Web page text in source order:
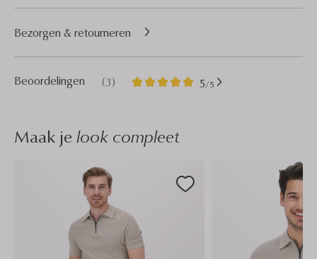
Beoordelingen (3) 5/5
3
5
Bezorgen & retourneren
Maak je look compleet